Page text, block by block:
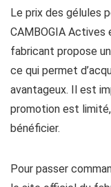
Le prix des gélules
CAMBOGIA
fabricant propose
ce qui permet
avantageux. Il est
promotion est
bénéficier.
Pour passer